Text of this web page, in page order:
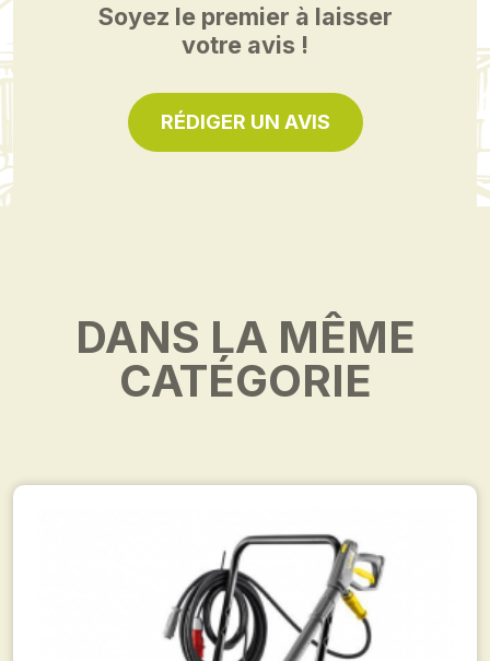
Soyez le premier à laisser
votre avis !
RÉDIGER UN AVIS
DANS LA MÊME
CATÉGORIE